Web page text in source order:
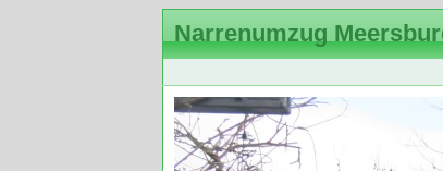
Narrenumzug